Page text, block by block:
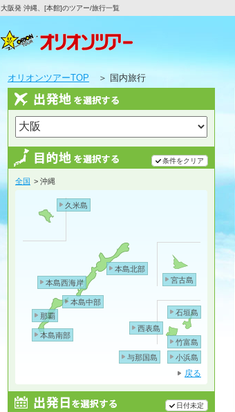
大阪発 沖縄、[本館]のツアー/旅行一覧
オリオンツアーTOP ＞ 国内旅行
条件をクリア
全国 > 沖縄
戻る
那覇
本島南部
本島中部
本島西海岸
本島北部
久米島
宮古島
石垣島
西表島
小浜島
竹富島
与那国島
日付未定